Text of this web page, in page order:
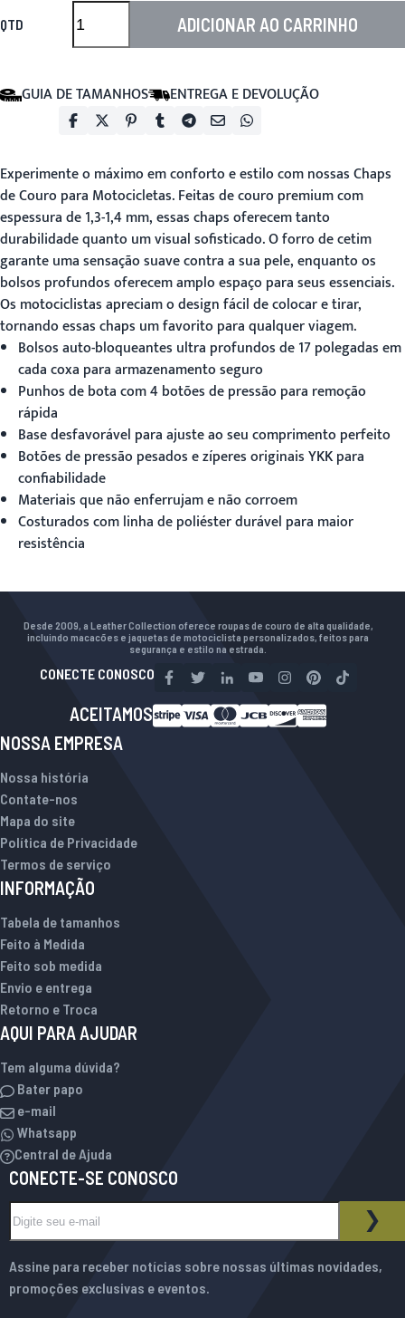
QTD ADICIONAR AO CARRINHO
GUIA DE TAMANHOS ENTREGA E DEVOLUÇÃO
Experimente o máximo em conforto e estilo com nossasChaps
de Couro para Motocicletas. Feitas de couro premium com
espessura de 1,3-1,4 mm, essas chaps oferecem tanto
durabilidade quanto um visual sofisticado. O forro de cetim
garante uma sensação suave contra a sua pele, enquanto os
bolsos profundos oferecem amplo espaço para seus essenciais.
Os motociclistas apreciam o design fácil de colocar e tirar,
tornando essas chaps um favorito para qualquer viagem.
Bolsos auto-bloqueantes ultra profundos de 17 polegadas em
cada coxa para armazenamento seguro
Punhos de bota com 4 botões de pressão para remoção
rápida
Base desfavorável para ajuste ao seu comprimento perfeito
Botões de pressão pesados e zíperes originais YKK para
confiabilidade
Materiais que não enferrujam e não corroem
Costurados com linha de poliéster durável para maior
resistência
Desde 2009, a Leather Collection oferece roupas de couro de alta qualidade,
incluindo macacões e jaquetas de motociclista personalizados, feitos para
segurança e estilo na estrada.
CONECTE CONOSCO
ACEITAMOS
NOSSA EMPRESA
Nossa história
Contate-nos
Mapa do site
Política de Privacidade
Termos de serviço
INFORMAÇÃO
Tabela de tamanhos
Feito à Medida
Feito sob medida
Envio e entrega
Retorno e Troca
AQUI PARA AJUDAR
Tem alguma dúvida?
Bater papo
e-mail
Whatsapp
Central de Ajuda
CONECTE-SE CONOSCO
BOLETIM INFORMATIVO
Assine para receber notícias sobre nossas últimas novidades,
promoções exclusivas e eventos.